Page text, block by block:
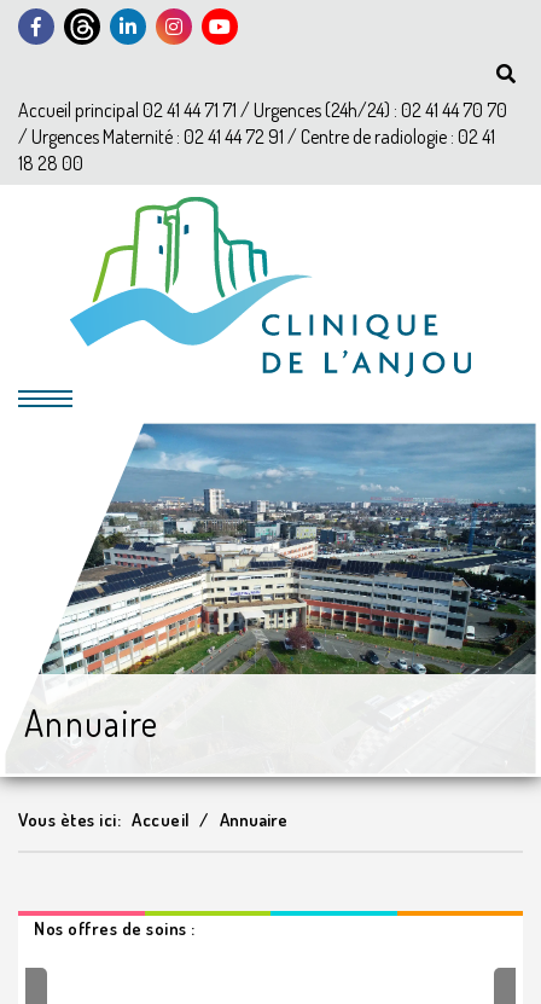
Accueil principal 02 41 44 71 71 / Urgences (24h/24) : 02 41 44 70 70
/ Urgences Maternité : 02 41 44 72 91 / Centre de radiologie : 02 41
18 28 00
Annuaire
Vous ètes ici: Accueil Annuaire
Nos offres de soins :